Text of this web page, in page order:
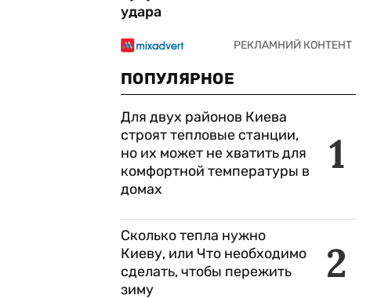
удара
ПОПУЛЯРНОЕ
1
Для двух районов Киева
строят тепловые станции,
но их может не хватить для
комфортной температуры в
домах
2
Сколько тепла нужно
Киеву, или Что необходимо
сделать, чтобы пережить
зиму